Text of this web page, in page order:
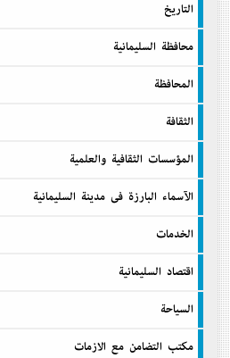
التاريخ
محافظة السليمانية
المحافظة
الثقافة
المؤسسات الثقافية والعلمية
الآسماء البارزة فى مدينة السليمانية
الخدمات
اقتصاد السليمانية
السیاحة
مكتب التضامن مع الازمات